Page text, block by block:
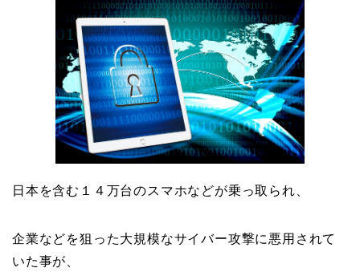
日本を含む１４万台のスマホなどが乗っ取られ、
企業などを狙った大規模なサイバー攻撃に悪用されて
いた事が、